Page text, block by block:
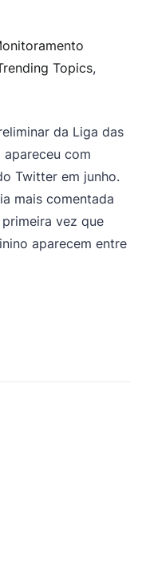
Topics,
da Liga das
apareceu com
Twitter em junho.
mais comentada
vez que
aparecem entre